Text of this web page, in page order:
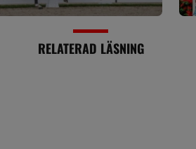
RELATERAD LÄSNING